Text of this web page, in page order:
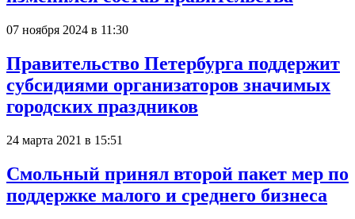
07 ноября 2024 в 11:30
Правительство Петербурга поддержит
субсидиями организаторов значимых
городских праздников
24 марта 2021 в 15:51
Смольный принял второй пакет мер по
поддержке малого и среднего бизнеса